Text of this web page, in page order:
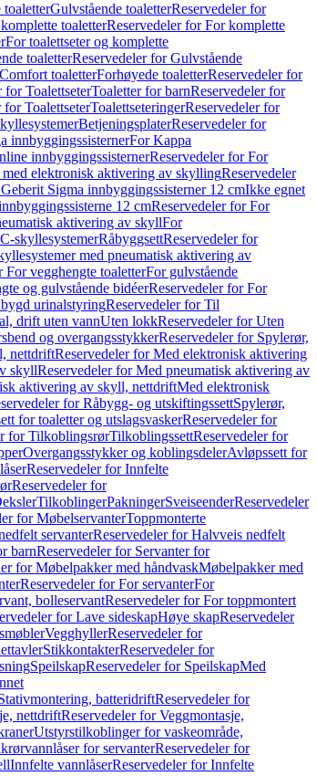
toaletterGulvstående toaletterReservedeler for
toaletterReservedeler for For komplette
For toalettseter og komplette
toaletterReservedeler for Gulvstående
toaletterForhøyede toaletterReservedeler for
for ToalettseterToaletter for barnReservedeler for
for ToalettseterToalettseteringerReservedeler for
BetjeningsplaterReservedeler for
innbyggingssisternerFor Kappa
innbyggingssisternerReservedeler for For
elektronisk aktivering av skyllingReservedeler
Sigma innbyggingssisterner 12 cmIkke egnet
12 cmReservedeler for For
aktivering av skyllFor
skyllesystemerRåbyggsettReservedeler for
med pneumatisk aktivering av
For vegghengte toaletterFor gulvstående
og gulvstående bidéerReservedeler for For
urinalstyringReservedeler for Til
drift uten vannUten lokkReservedeler for Uten
og overgangsstykkerReservedeler for Spylerør,
nettdriftReservedeler for Med elektronisk aktivering
skyllReservedeler for Med pneumatisk aktivering av
aktivering av skyll, nettdriftMed elektronisk
for Råbygg- og utskiftingssettSpylerør,
for toaletter og utslagsvaskerReservedeler for
for TilkoblingsrørTilkoblingssettReservedeler for
Overgangsstykker og koblingsdelerAvløpssett for
Reservedeler for Innfelte
Reservedeler for
TilkoblingerPakningerSveiseenderReservedeler
for MøbelservanterToppmonterte
servanterReservedeler for Halvveis nedfelt
barnReservedeler for Servanter for
for Møbelpakker med håndvaskMøbelpakker med
Reservedeler for For servanterFor
bolleservantReservedeler for For toppmontert
for Lave sideskapHøye skapReservedeler
VegghyllerReservedeler for
StikkontakterReservedeler for
SpeilskapReservedeler for SpeilskapMed
batteridriftReservedeler for
nettdriftReservedeler for Veggmontasje,
Utstyrstilkoblinger for vaskeområde,
for servanterReservedeler for
Innfelte vannlåserReservedeler for Innfelte